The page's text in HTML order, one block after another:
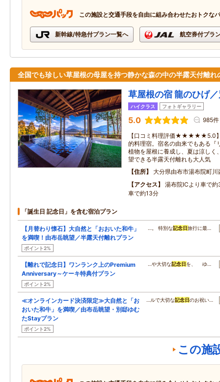
この施設と交通手段を自由に組み合わせたおトクな
新幹線/特急付プラン一覧へ 航空券付プラ
全国でも珍しい草屋根の母屋を持つ静かな森の中の半露天付離れ
草屋根の宿 龍のひげ
ハイクラス フォトギャラリー
5.0 985件
【口コミ料理評価★★★★★5.0】
的料理宿。宿名の由来でもある『
植物を屋根に養成し、夏は涼しく
望できる半露天付離れも大人気
住所
大分県由布市湯布院町
アクセス
湯布院ICより車で
車で約13分
「誕生日 記念日」を含む宿泊プラン
【月替わり懐石】大自然と「おおいた和牛」
を満喫！由布岳眺望／半露天付離れプラン
ポイント2%
…。 特別な記念日旅行に最…
【離れで記念日】ワンランク上のPremium
Anniversary～ケーキ特典付プラン
ポイント2%
…や大切な記念日 を、 ゆ…
≪オンラインカード決済限定≫大自然と「お
おいた和牛」を満喫／由布岳眺望・別邸ゆむ
たStayプラン
ポイント2%
…ルで大切な記念日のお祝い…
この施